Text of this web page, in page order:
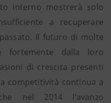
interno mostrerà solo
a recuperare
Il futuro di molte
fortemente dalla loro
di crescita presenti
competitività continua a
nel 2014 l’avanzo